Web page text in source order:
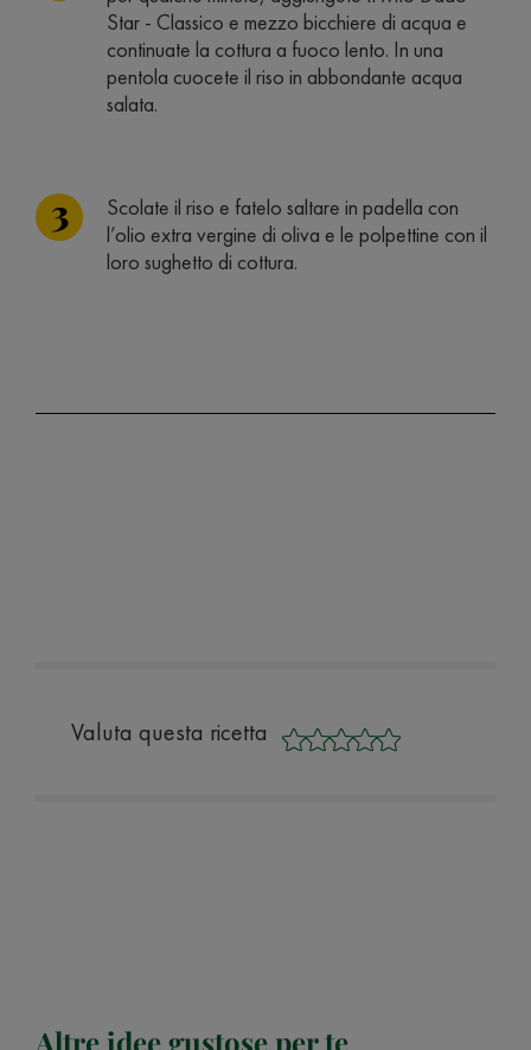
Star - Classico e mezzo bicchiere di acqua e
continuate la cottura a fuoco lento. In una
pentola cuocete il riso in abbondante acqua
salata.
Scolate il riso e fatelo saltare in padella con
l’olio extra vergine di oliva e le polpettine con il
loro sughetto di cottura.
Valuta questa ricetta
Altre idee gustose per te